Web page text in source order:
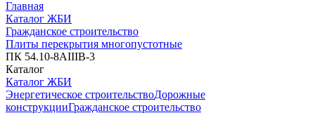
Главная
Каталог ЖБИ
Гражданское строительство
Плиты перекрытия многопустотные
ПК 54.10-8АIIIВ-3
Каталог
Каталог ЖБИ
Энергетическое строительствоДорожные
конструкцииГражданское строительство